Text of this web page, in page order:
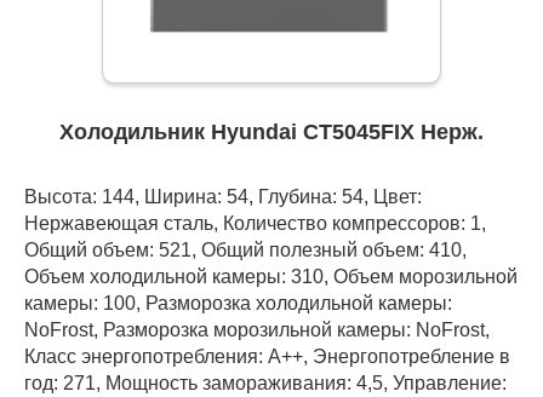
Холодильник Hyundai CT5045FIX Нерж.
Высота: 144, Ширина: 54, Глубина: 54, Цвет:
Нержавеющая сталь, Количество компрессоров: 1,
Общий объем: 521, Общий полезный объем: 410,
Объем холодильной камеры: 310, Объем морозильной
камеры: 100, Разморозка холодильной камеры:
NoFrost, Разморозка морозильной камеры: NoFrost,
Класс энергопотребления: А++, Энергопотребление в
год: 271, Мощность замораживания: 4,5, Управление: